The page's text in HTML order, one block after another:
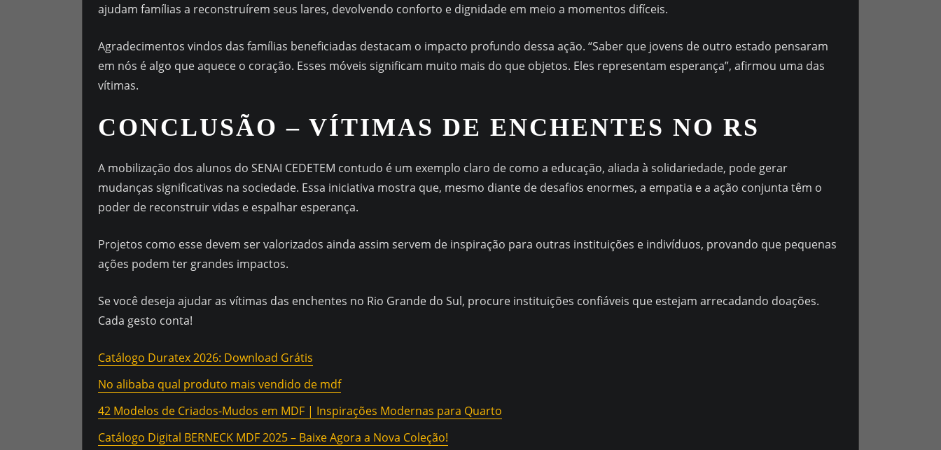
ajudam famílias a reconstruírem seus lares, devolvendo conforto e dignidade em meio a momentos difíceis.
Agradecimentos vindos das famílias beneficiadas destacam o impacto profundo dessa ação. “Saber que jovens de outro estado pensaram
em nós é algo que aquece o coração. Esses móveis significam muito mais do que objetos. Eles representam esperança”, afirmou uma das
vítimas.
CONCLUSÃO – VÍTIMAS DE ENCHENTES NO RS
A mobilização dos alunos do SENAI CEDETEM contudo é um exemplo claro de como a educação, aliada à solidariedade, pode gerar
mudanças significativas na sociedade. Essa iniciativa mostra que, mesmo diante de desafios enormes, a empatia e a ação conjunta têm o
poder de reconstruir vidas e espalhar esperança.
Projetos como esse devem ser valorizados ainda assim servem de inspiração para outras instituições e indivíduos, provando que pequenas
ações podem ter grandes impactos.
Se você deseja ajudar as vítimas das enchentes no Rio Grande do Sul, procure instituições confiáveis que estejam arrecadando doações.
Cada gesto conta!
Catálogo Duratex 2026: Download Grátis
No alibaba qual produto mais vendido de mdf
42 Modelos de Criados-Mudos em MDF | Inspirações Modernas para Quarto
Catálogo Digital BERNECK MDF 2025 – Baixe Agora a Nova Coleção!